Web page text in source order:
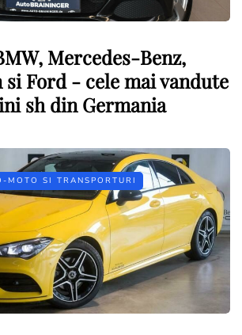
Mercedes-Benz,
si Ford - cele mai vandute
sh din Germania
MOTO SI TRANSPORTURI